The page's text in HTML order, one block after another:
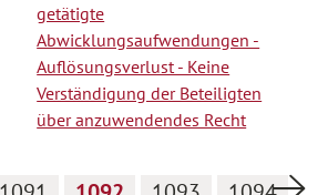
getätigte
Abwicklungsaufwendungen -
Auflösungsverlust - Keine
Verständigung der Beteiligten
über anzuwendendes Recht